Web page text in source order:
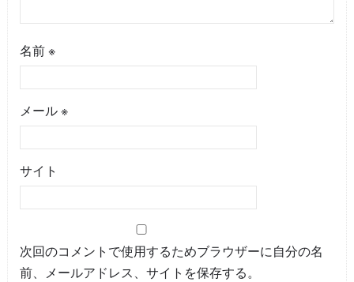
名前 ※
メール ※
サイト
次回のコメントで使用するためブラウザーに自分の名
前、メールアドレス、サイトを保存する。